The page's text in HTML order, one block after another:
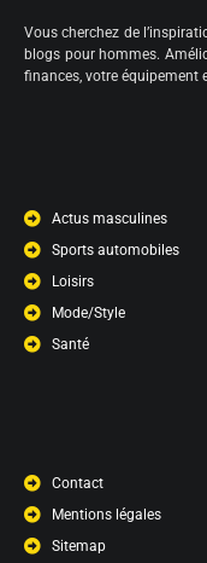
Vous cherchez de
blogs pour hommes.
finances, votre équipement
Actus masculines
Sports automobiles
Loisirs
Mode/Style
Santé
Contact
Mentions légales
Sitemap